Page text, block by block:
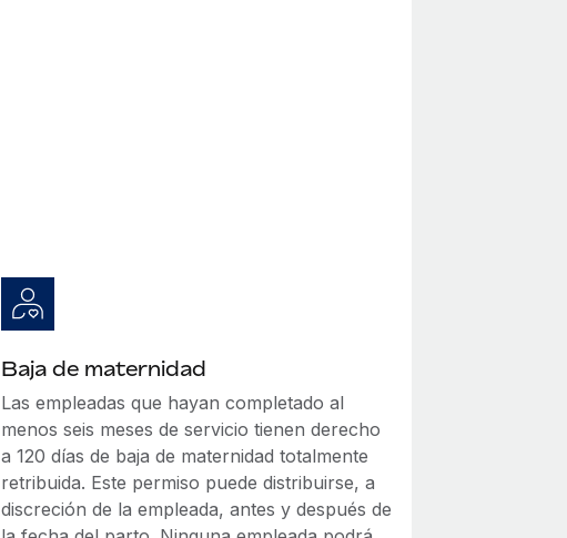
Baja de maternidad
Las empleadas que hayan completado al
menos seis meses de servicio tienen derecho
a 120 días de baja de maternidad totalmente
retribuida. Este permiso puede distribuirse, a
discreción de la empleada, antes y después de